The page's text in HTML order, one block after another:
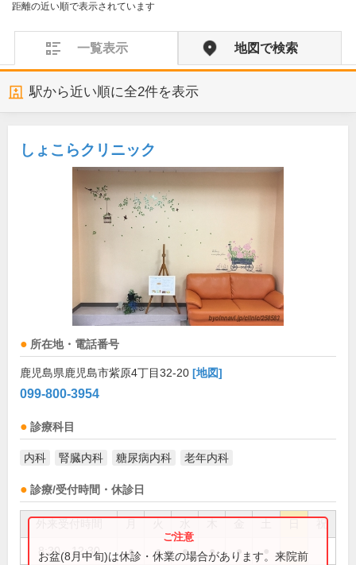
距離の近い順で表示されています
一覧表示 地図で検索
駅から近い順に全2件を表示
しょこらクリニック
所在地・電話番号
鹿児島県鹿児島市紫原4丁目32-20 [地図]
099-800-3954
診療科目
内科 腎臓内科 糖尿病内科 老年内科
診療/受付時間・休診日
祝
8:30～12:30 ● ● ● ● ●
お盆(8月中旬)は休診・休業の場合があります。来院前